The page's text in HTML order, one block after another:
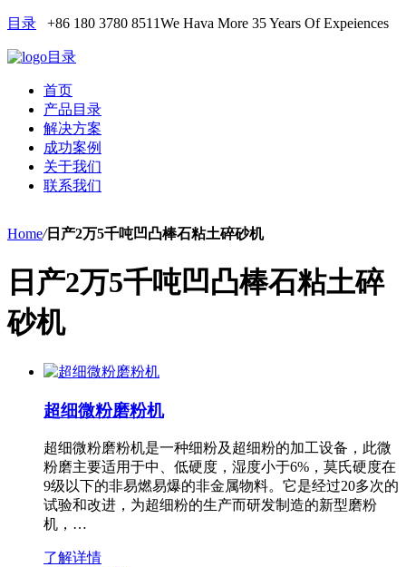
目录 +86 180 3780 8511We Hava More 35 Years Of Expeiences
目录
首页
产品目录
解决方案
成功案例
关于我们
联系我们
Home/日产2万5千吨凹凸棒石粘土碎砂机
日产2万5千吨凹凸棒石粘土碎
砂机
超细微粉磨粉机
超细微粉磨粉机是一种细粉及超细粉的加工设备，此微
粉磨主要适用于中、低硬度，湿度小于6%，莫氏硬度在
9级以下的非易燃易爆的非金属物料。它是经过20多次的
试验和改进，为超细粉的生产而研发制造的新型磨粉
机，…
了解详情